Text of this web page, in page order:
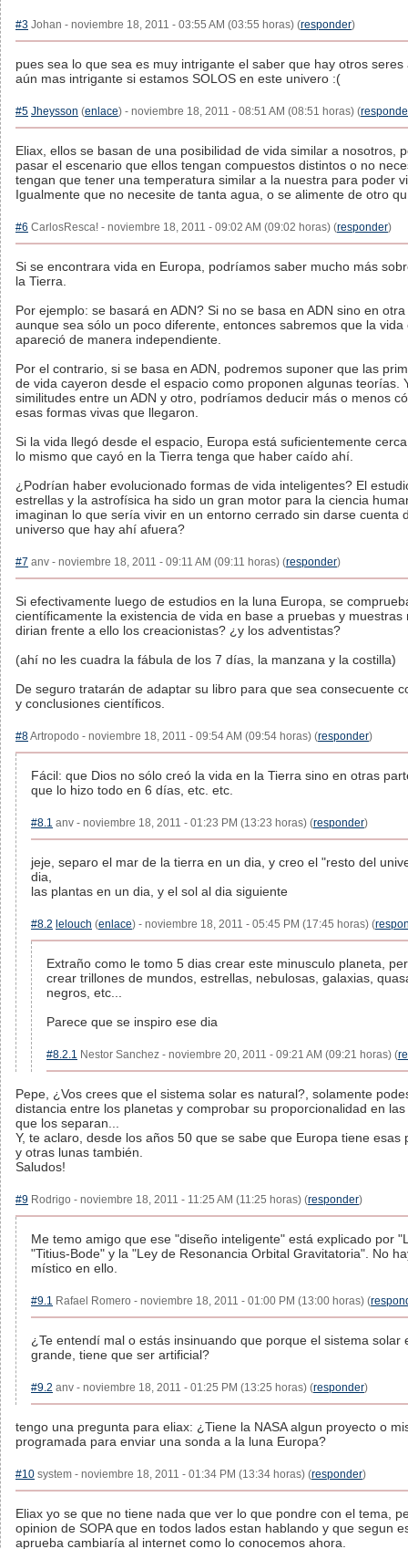
#3 Johan - noviembre 18, 2011 - 03:55 AM (03:55 horas) (responder)
pues sea lo que sea es muy intrigante el saber que hay otros
aún mas intrigante si estamos SOLOS en este univero :(
#5 Jheysson (enlace) - noviembre 18, 2011 - 08:51 AM (08:51 horas) (
Eliax, ellos se basan de una posibilidad de vida similar a nosotros,
pasar el escenario que ellos tengan compuestos distintos o no
tengan que tener una temperatura similar a la nuestra para poder
Igualmente que no necesite de tanta agua, o se alimente de otro
#6 CarlosResca! - noviembre 18, 2011 - 09:02 AM (09:02 horas) (responder)
Si se encontrara vida en Europa, podríamos saber mucho más
la Tierra.
Por ejemplo: se basará en ADN? Si no se basa en ADN sino en
aunque sea sólo un poco diferente, entonces sabremos que la vida
apareció de manera independiente.
Por el contrario, si se basa en ADN, podremos suponer que las
de vida cayeron desde el espacio como proponen algunas teorías.
similitudes entre un ADN y otro, podríamos deducir más o menos
esas formas vivas que llegaron.
Si la vida llegó desde el espacio, Europa está suficientemente
lo mismo que cayó en la Tierra tenga que haber caído ahí.
¿Podrían haber evolucionado formas de vida inteligentes? El
estrellas y la astrofísica ha sido un gran motor para la ciencia
imaginan lo que sería vivir en un entorno cerrado sin darse cuenta
universo que hay ahí afuera?
#7 anv - noviembre 18, 2011 - 09:11 AM (09:11 horas) (responder)
Si efectivamente luego de estudios en la luna Europa, se
científicamente la existencia de vida en base a pruebas y muestras
dirian frente a ello los creacionistas? ¿y los adventistas?
(ahí no les cuadra la fábula de los 7 días, la manzana y la costilla)
De seguro tratarán de adaptar su libro para que sea consecuente
y conclusiones científicos.
#8Artropodo - noviembre 18, 2011 - 09:54 AM (09:54 horas) (responder)
Fácil: que Dios no sólo creó la vida en la Tierra sino en otras
que lo hizo todo en 6 días, etc. etc.
#8.1 anv - noviembre 18, 2011 - 01:23 PM (13:23 horas) (responder)
jeje, separo el mar de la tierra en un dia, y creo el "resto del
dia,
las plantas en un dia, y el sol al dia siguiente
#8.2 lelouch (enlace) - noviembre 18, 2011 - 05:45 PM (17:45 horas) (
Extraño como le tomo 5 dias crear este minusculo planeta,
crear trillones de mundos, estrellas, nebulosas, galaxias,
negros, etc...
Parece que se inspiro ese dia
#8.2.1 Nestor Sanchez - noviembre 20, 2011 - 09:21 AM (09:21 horas) (
Pepe, ¿Vos crees que el sistema solar es natural?, solamente
distancia entre los planetas y comprobar su proporcionalidad en
que los separan...
Y, te aclaro, desde los años 50 que se sabe que Europa tiene esas
y otras lunas también.
Saludos!
#9 Rodrigo - noviembre 18, 2011 - 11:25 AM (11:25 horas) (responder)
Me temo amigo que ese "diseño inteligente" está explicado por
"Titius-Bode" y la "Ley de Resonancia Orbital Gravitatoria". No
místico en ello.
#9.1 Rafael Romero - noviembre 18, 2011 - 01:00 PM (13:00 horas) (
¿Te entendí mal o estás insinuando que porque el sistema solar
grande, tiene que ser artificial?
#9.2 anv - noviembre 18, 2011 - 01:25 PM (13:25 horas) (responder)
tengo una pregunta para eliax: ¿Tiene la NASA algun proyecto o
programada para enviar una sonda a la luna Europa?
#10 system - noviembre 18, 2011 - 01:34 PM (13:34 horas) (responder)
Eliax yo se que no tiene nada que ver lo que pondre con el tema,
opinion de SOPA que en todos lados estan hablando y que segun
aprueba cambiaría al internet como lo conocemos ahora.